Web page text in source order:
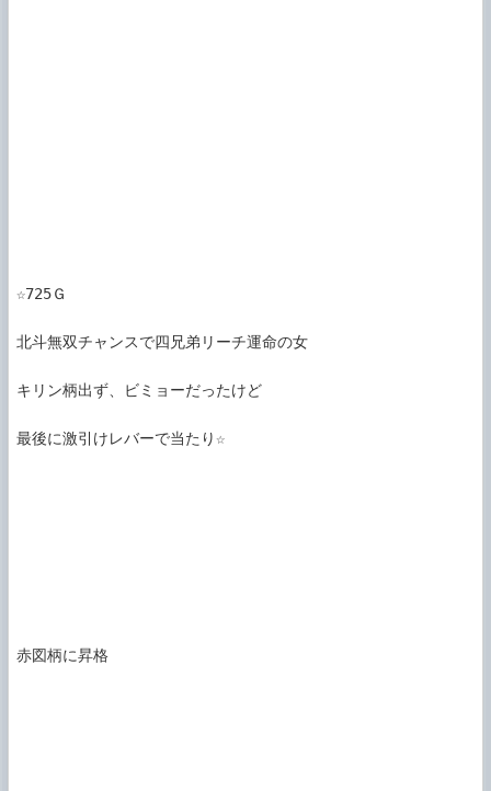
☆725Ｇ
北斗無双チャンスで四兄弟リーチ運命の女
キリン柄出ず、ビミョーだったけど
最後に激引けレバーで当たり☆
赤図柄に昇格